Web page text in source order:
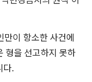
이 항소한 사건에
형을 선고하지 못하
다.